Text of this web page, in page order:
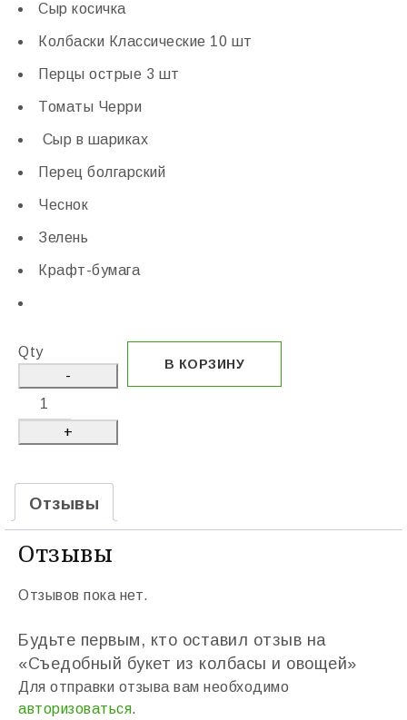
Сыр косичка
Колбаски Классические 10 шт
Перцы острые 3 шт
Томаты Черри
Сыр в шариках
Перец болгарский
Чеснок
Зелень
Крафт-бумага
Qty
В КОРЗИНУ
Отзывы
Отзывы
Отзывов пока нет.
Будьте первым, кто оставил отзыв на
«Съедобный букет из колбасы и овощей»
Для отправки отзыва вам необходимо
авторизоваться.